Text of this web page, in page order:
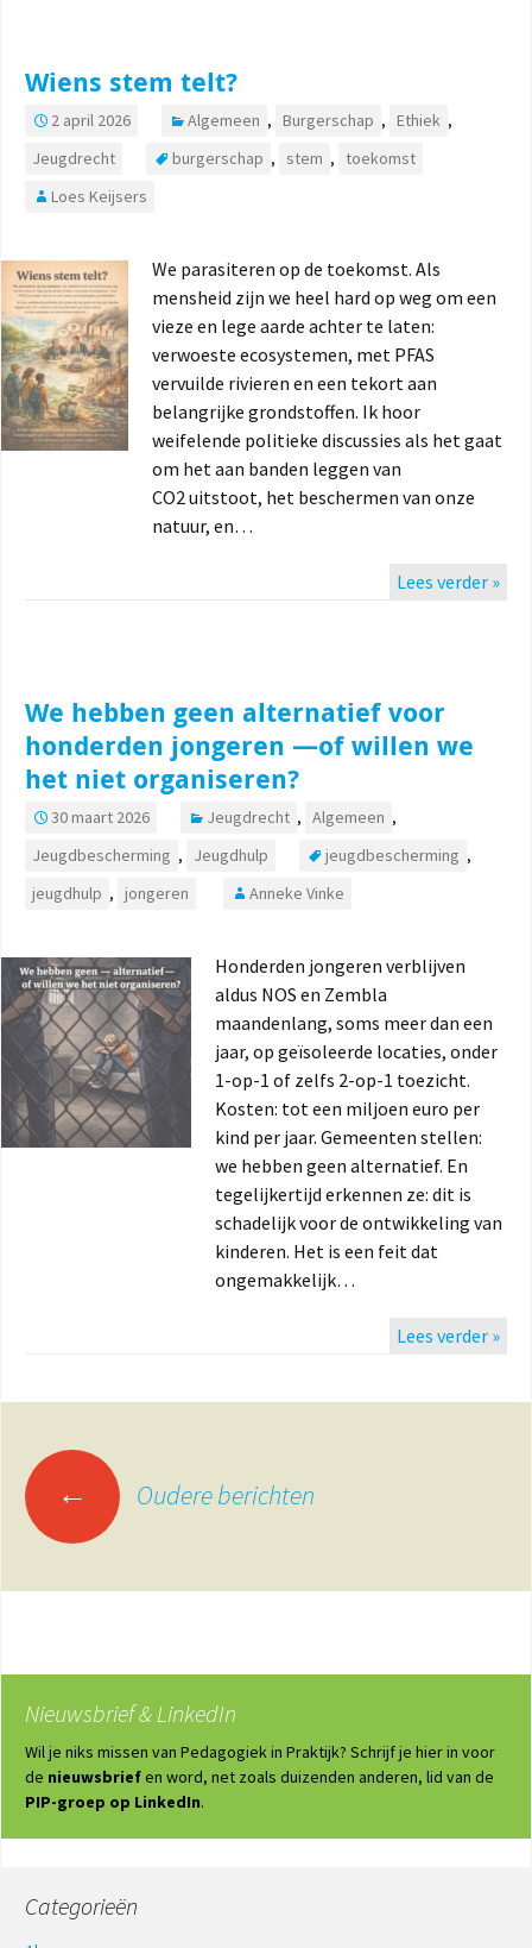
Wiens stem telt?
2 april 2026 Algemeen , Burgerschap , Ethiek ,
Jeugdrecht
burgerschap , stem ,
toekomst
Loes Keijsers
We parasiteren op de toekomst. Als
mensheid zijn we heel hard op weg om een
vieze en lege aarde achter te laten:
verwoeste ecosystemen, met PFAS
vervuilde rivieren en een tekort aan
belangrijke grondstoffen. Ik hoor
weifelende politieke discussies als het gaat
om het aan banden leggen van
CO2 uitstoot, het beschermen van onze
natuur, en…
Lees verder »
We hebben geen alternatief voor
honderden jongeren —of willen we
het niet organiseren?
30 maart 2026 Jeugdrecht , Algemeen ,
Jeugdbescherming , Jeugdhulp jeugdbescherming ,
jeugdhulp , jongeren Anneke Vinke
Honderden jongeren verblijven
aldus NOS en Zembla
maandenlang, soms meer dan een
jaar, op geïsoleerde locaties, onder
1-op-1 of zelfs 2-op-1 toezicht.
Kosten: tot een miljoen euro per
kind per jaar. Gemeenten stellen:
we hebben geen alternatief. En
tegelijkertijd erkennen ze: dit is
schadelijk voor de ontwikkeling van
kinderen. Het is een feit dat
ongemakkelijk…
Lees verder »
Berichtennavigatie
← Oudere berichten
Nieuwsbrief & LinkedIn
Wil je niks missen van Pedagogiek in Praktijk? Schrijf je hier in voor
de nieuwsbriefen word, net zoals duizenden anderen, lid van de
PIP-groep op LinkedIn.
Categorieën